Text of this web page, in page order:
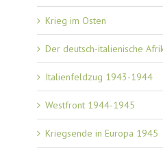
Krieg im Osten
Der deutsch-italienische
Italienfeldzug 1943-1944
Westfront 1944-1945
Kriegsende in Europa 1945